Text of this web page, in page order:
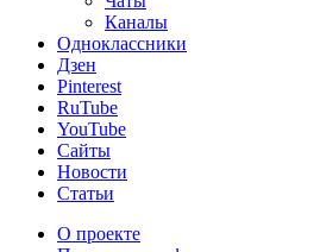
Каналы
Одноклассники
Дзен
Pinterest
RuTube
YouTube
Сайты
Новости
Статьи
О проекте